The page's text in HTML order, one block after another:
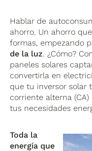
Hablar de
ahorro. Un ahorro
formas, empezando
de la luz. ¿Cómo?
paneles solares
convertirla en
que tu inversor solar
corriente alterna
tus necesidades
Toda la
energía que